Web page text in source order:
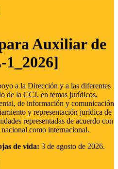
Auxiliar de
a la Dirección y a las diferentes
de la CCJ, en temas jurídicos,
de información y comunicación
y representación jurídica de
representadas de acuerdo con
como internacional.
de vida: 3 de agosto de 2026.